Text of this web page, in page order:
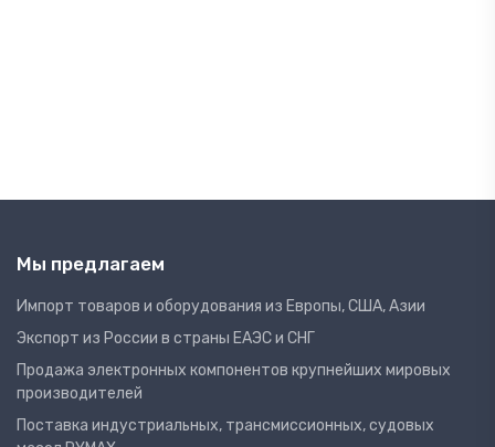
Мы предлагаем
Импорт товаров и оборудования из Европы, США, Азии
Экспорт из России в страны ЕАЭС и СНГ
Продажа электронных компонентов крупнейших мировых
производителей
Поставка индустриальных, трансмиссионных, судовых